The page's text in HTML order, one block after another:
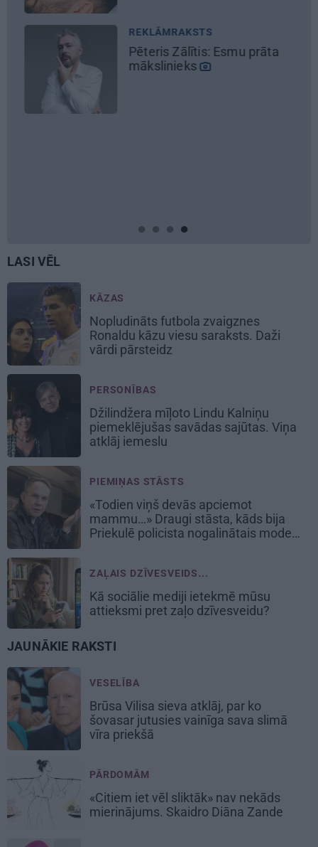
REKLĀMRAKSTS
Pēteris Zālītis: Esmu prāta
mākslinieks
LASI VĒL
KĀZAS
Nopludināts futbola zvaigznes
Ronaldu kāzu viesu saraksts. Daži
vārdi pārsteidz
PERSONĪBAS
Džilindžera mīļoto Lindu Kalniņu
piemeklējušas savādas sajūtas. Viņa
atklāj iemeslu
PIEMIŅAS STĀSTS
«Todien viņš devās apciemot
mammu…» Draugi stāsta, kāds bija
Priekulē policista nogalinātais modes
ZAĻAIS DZĪVESVEIDS...
Kā sociālie mediji ietekmē mūsu
attieksmi pret zaļo dzīvesveidu?
JAUNĀKIE RAKSTI
VESELĪBA
Brūsa Vilisa sieva atklāj, par ko
šovasar jutusies vainīga sava slimā
vīra priekšā
PĀRDOMĀM
«Citiem iet vēl sliktāk» nav nekāds
mierinājums. Skaidro Diāna Zande